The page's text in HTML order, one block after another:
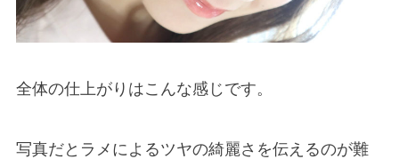
全体の仕上がりはこんな感じです。
写真だとラメによるツヤの綺麗さを伝えるのが難